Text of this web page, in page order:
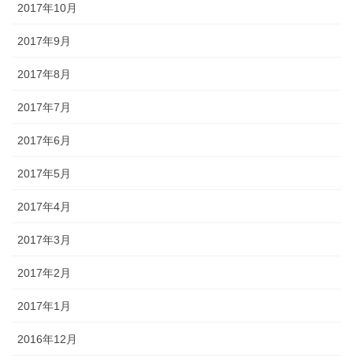
2017年10月
2017年9月
2017年8月
2017年7月
2017年6月
2017年5月
2017年4月
2017年3月
2017年2月
2017年1月
2016年12月